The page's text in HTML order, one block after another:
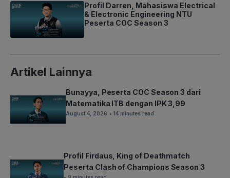
Profil Darren, Mahasiswa Electrical
& Electronic Engineering NTU
Peserta COC Season 3
Artikel Lainnya
Bunayya, Peserta COC Season 3 dari
Matematika ITB dengan IPK 3,99
August 4, 2026 • 14 minutes read
Profil Firdaus, King of Deathmatch
Peserta Clash of Champions Season 3
• 9 minutes read